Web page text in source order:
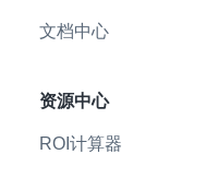
文档中心
资源中心
ROI计算器